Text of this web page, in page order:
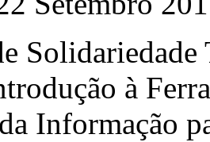
à
Informação